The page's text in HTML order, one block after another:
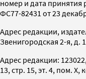
номер и дата
ФС77-82431 от 23
Адрес редакции,
Звенигородская 2-я, д.
Адрес редакции:
13, стр. 15, эт. 4, пом. X,